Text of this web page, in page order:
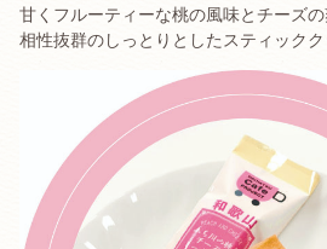
甘くフルーティーな桃の風味とチーズ
相性抜群のしっとりとしたスティックク